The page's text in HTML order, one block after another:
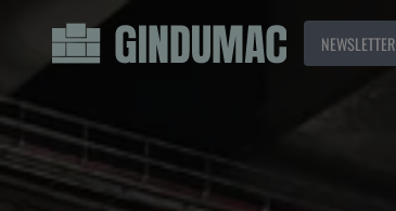
NEWSLETTER